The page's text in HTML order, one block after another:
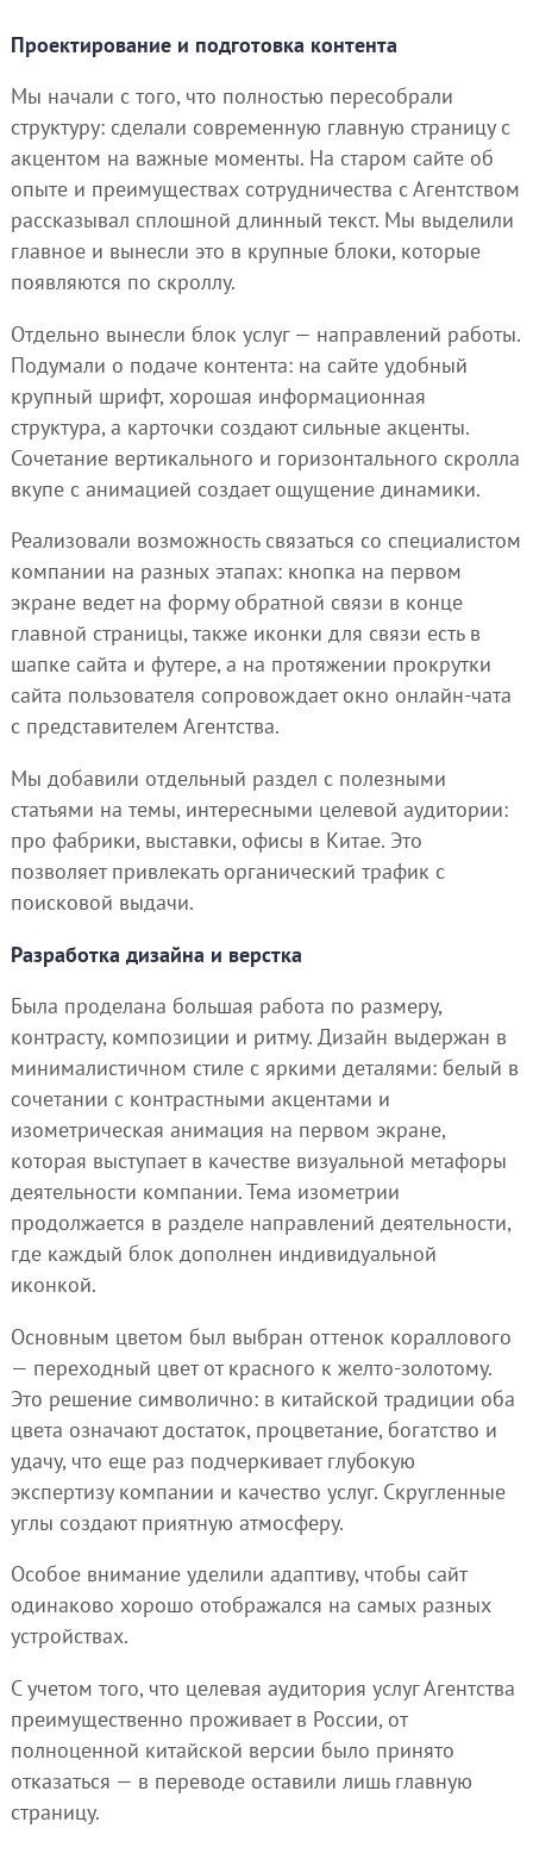
Проектирование и подготовка контента
Мы начали с того, что полностью пересобрали
структуру: сделали современную главную страницу с
акцентом на важные моменты. На старом сайте об
опыте и преимуществах сотрудничества с Агентством
рассказывал сплошной длинный текст. Мы выделили
главное и вынесли это в крупные блоки, которые
появляются по скроллу.
Отдельно вынесли блок услуг — направлений работы.
Подумали о подаче контента: на сайте удобный
крупный шрифт, хорошая информационная
структура, а карточки создают сильные акценты.
Сочетание вертикального и горизонтального скролла
вкупе с анимацией создает ощущение динамики.
Реализовали возможность связаться со специалистом
компании на разных этапах: кнопка на первом
экране ведет на форму обратной связи в конце
главной страницы, также иконки для связи есть в
шапке сайта и футере, а на протяжении прокрутки
сайта пользователя сопровождает окно онлайн-чата
с представителем Агентства.
Мы добавили отдельный раздел с полезными
статьями на темы, интересными целевой аудитории:
про фабрики, выставки, офисы в Китае. Это
позволяет привлекать органический трафик с
поисковой выдачи.
Разработка дизайна и верстка
Была проделана большая работа по размеру,
контрасту, композиции и ритму. Дизайн выдержан в
минималистичном стиле с яркими деталями: белый в
сочетании с контрастными акцентами и
изометрическая анимация на первом экране,
которая выступает в качестве визуальной метафоры
деятельности компании. Тема изометрии
продолжается в разделе направлений деятельности,
где каждый блок дополнен индивидуальной
иконкой.
Основным цветом был выбран оттенок кораллового
— переходный цвет от красного к желто-золотому.
Это решение символично: в китайской традиции оба
цвета означают достаток, процветание, богатство и
удачу, что еще раз подчеркивает глубокую
экспертизу компании и качество услуг. Скругленные
углы создают приятную атмосферу.
Особое внимание уделили адаптиву, чтобы сайт
одинаково хорошо отображался на самых разных
устройствах.
С учетом того, что целевая аудитория услуг Агентства
преимущественно проживает в России, от
полноценной китайской версии было принято
отказаться — в переводе оставили лишь главную
страницу.